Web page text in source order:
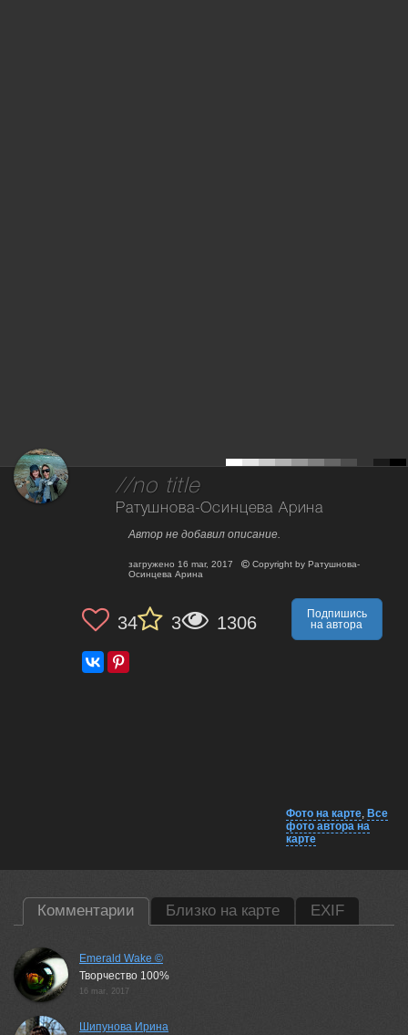
//no title
Ратушнова-Осинцева Арина
Автор не добавил описание.
загружено 16 mar, 2017 Copyright by Ратушнова-
Осинцева Арина
34 3 1306
Подпишись
на автора
Фото на карте, Все
фото автора на
карте
Комментарии Близко на карте EXIF
Emerald Wake ©
Творчество 100%
16 mar, 2017
Шипунова Ирина